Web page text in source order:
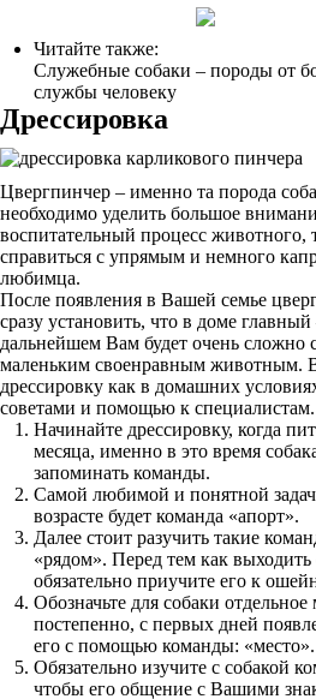
Читайте также:
Служебные собаки – породы от
службы человеку
Дрессировка
Цвергпинчер – именно та порода
необходимо уделить большое
воспитательный процесс животного,
справиться с упрямым и немного
любимца.
После появления в Вашей семье
сразу установить, что в доме
дальнейшем Вам будет очень сложно
маленьким своенравным животным.
дрессировку как в домашних
советами и помощью к специалистам.
Начинайте дрессировку, когда
месяца, именно в это время
запоминать команды.
Самой любимой и понятной
возрасте будет команда «апорт».
Далее стоит разучить такие
«рядом». Перед тем как
обязательно приучите его к
Обозначьте для собаки
постепенно, с первых дней
его с помощью команды: «место».
Обязательно изучите с собакой
чтобы его общение с Вашими